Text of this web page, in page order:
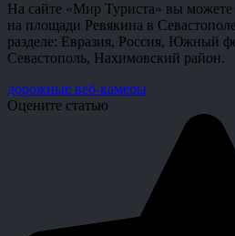
На сайте «Мир Туриста» вы можете
на площади Ревякина в
разделе: Евразия, Россия, Южный
Севастополь, Нахимовский район.
дорожные веб-камеры
Оцените статью